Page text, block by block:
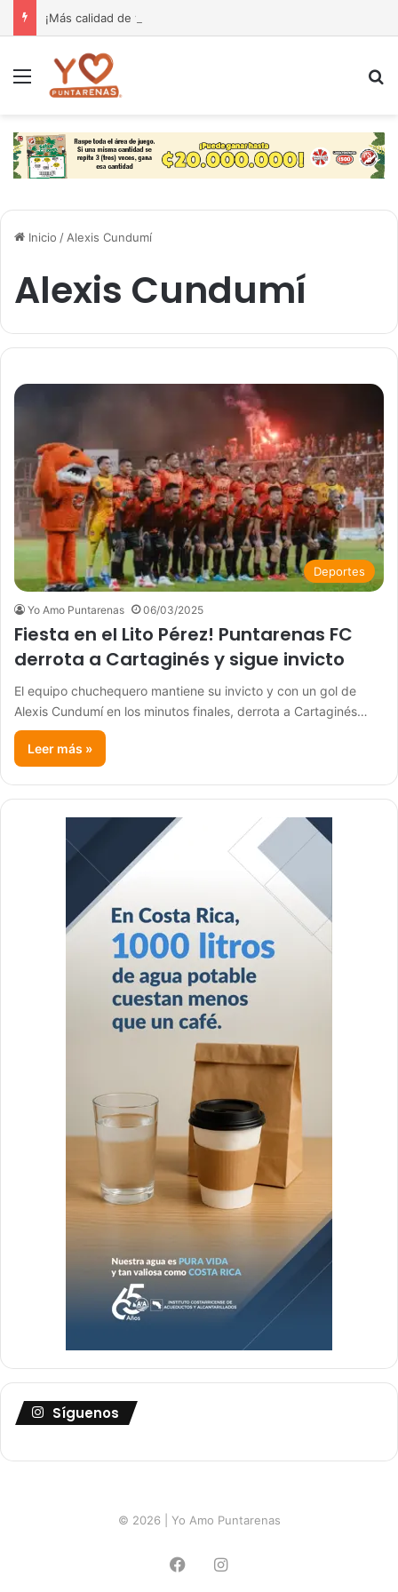
Menú
Inicio / Alexis Cundumí
Alexis Cundumí
Deportes
Yo Amo Puntarenas 06/03/2025
Fiesta en el Lito Pérez! Puntarenas FC
derrota a Cartaginés y sigue invicto
El equipo chuchequero mantiene su invicto y con un gol de
Alexis Cundumí en los minutos finales, derrota a Cartaginés…
Leer más »
Síguenos
© 2026 | Yo Amo Puntarenas
FacebookInstagram